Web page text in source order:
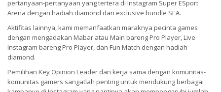
pertanyaan-pertanyaan yang tertera di Instagram Super ESport
Arena dengan hadiah diamond dan exclusive bundle SEA.
Aktifitas lainnya, kami memanfaatkan maraknya pecinta games
dengan mengadakan Mabar atau Main bareng Pro Player, Live
Instagram bareng Pro Player, dan Fun Match dengan hadiah
diamond.
Pemilihan Key Opinion Leader dan kerja sama dengan komunitas-
komunitas gamers sangatlah penting untuk mendukung berbagai